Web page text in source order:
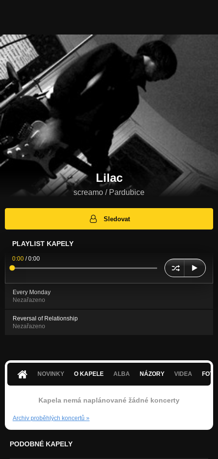
Lilac
screamo / Pardubice
Sledovat
PLAYLIST KAPELY
0:00 /0:00
Every Monday
Nezařazeno
Reversal of Relationship
Nezařazeno
NOVINKY O KAPELE ALBA NÁZORY VIDEA
Kapela nemá naplánované žádné koncerty
Archiv proběhlých koncertů »
PODOBNÉ KAPELY